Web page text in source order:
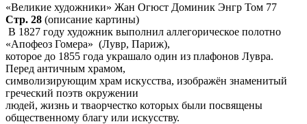
«Великие художники» Жан Огюст Доминик Энгр Том 77
Стр. 28 (описание картины)
В 1827 году художник выполнил аллегорическое полотно
«Апофеоз Гомера» (Лувр, Париж),
которое до 1855 года украшало один из плафонов Лувра.
Перед античным храмом,
символизирующим храм искусства, изображён знаменитый
греческий поэтв окружении
людей, жизнь и тваорчестко которых были посвящены
общественному благу или искусству.